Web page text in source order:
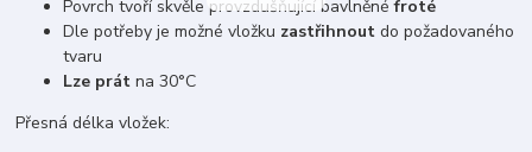
Povrch tvoří skvěle provzdušňující bavlněnéfroté
Dle potřeby je možné vložku zastřihnout do požadovaného
tvaru
Lze prát na 30°C
Přesná délka vložek: